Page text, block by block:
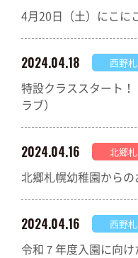
4月20日（土）にこ
2024.04.18 西野
特設クラススタート
ラブ）
2024.04.16 北郷
北郷札幌幼稚園からの
2024.04.16 西野
令和７年度入園に向